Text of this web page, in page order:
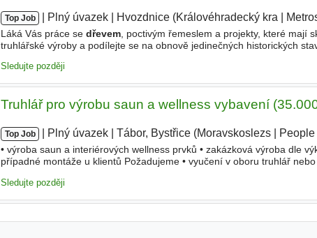
Top Job Plný úvazek Hvozdnice (Královéhradecký kra
Láká Vás práce se dřevem, poctivým řemeslem a projekty, které mají
truhlářské výroby a podílejte se na obnově jedinečných historických
Sledujte později
Truhlář pro výrobu saun a wellness vybavení
Top Job Plný úvazek Tábor, Bystřice (Moravskoslezs
• výroba saun a interiérových wellness prvků • zakázková výroba dle
případné montáže u klientů Požadujeme • vyučení v oboru truhlář
Sledujte později